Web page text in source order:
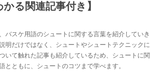
る関連記事付き】
バスケ用語のシュートに関する言葉を紹介していき
明だけではなく、シュートやシュートテクニックに
いて触れた記事も紹介しているため、シュートに関
とともに、シュートのコツまで学べます。